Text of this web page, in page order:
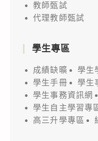
教師甄試
代理教師甄試
學生專區
成績缺曠
學生
學生手冊
學生
學生事務資訊網
學生自主學習專
高三升學專區